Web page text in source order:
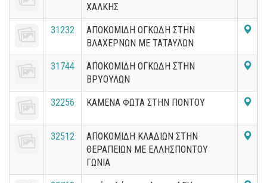
ΧΑΛΚΗΣ
31232
ΑΠΟΚΟΜΙΔΗ ΟΓΚΩΔΗ ΣΤΗΝ
ΒΛΑΧΕΡΝΩΝ ΜΕ ΤΑΤΑΥΛΩΝ
31744
ΑΠΟΚΟΜΙΔΗ ΟΓΚΩΔΗ ΣΤΗΝ
ΒΡΥΟΥΛΩΝ
32256 ΚΑΜΕΝΑ ΦΩΤΑ ΣΤΗΝ ΠΟΝΤΟΥ
32512
ΑΠΟΚΟΜΙΔΗ ΚΛΑΔΙΩΝ ΣΤΗΝ
ΘΕΡΑΠΕΙΩΝ ΜΕ ΕΛΛΗΣΠΟΝΤΟΥ
ΓΩΝΙΑ